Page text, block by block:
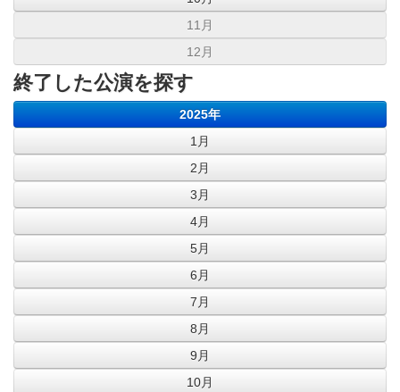
11月
12月
終了した公演を探す
2025年
1月
2月
3月
4月
5月
6月
7月
8月
9月
10月